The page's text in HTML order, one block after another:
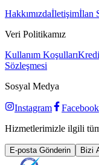
Hakkımızdaİletişimİlan
Veri Politikamız
Kullanım Koşulları
Sözleşmesi
Sosyal Medya
Instagram Facebook
Hizmetlerimizle ilgili tüm
E-posta Gönderin Bizi